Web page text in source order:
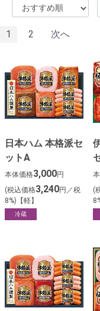
1 2 次へ
日本ハム 本格派セ
ットA
本体価格3,000円
(税込価格3,240円／税
8%)【軽】
冷蔵
(